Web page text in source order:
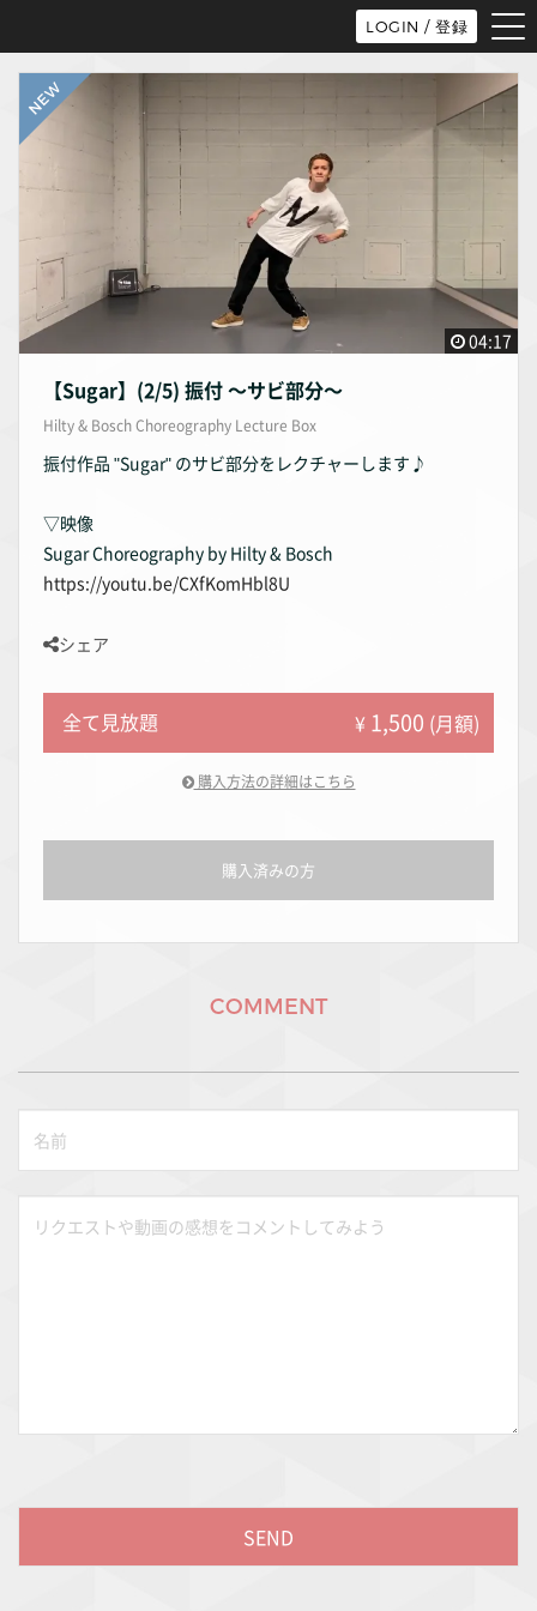
LOGIN / 登録
04:17
【Sugar】(2/5) 振付 〜サビ部分〜
Hilty & Bosch Choreography Lecture Box
振付作品 "Sugar" のサビ部分をレクチャーします♪
▽映像
Sugar Choreography by Hilty & Bosch
https://youtu.be/CXfKomHbl8U
シェア
全て見放題 ¥ 1,500 (月額)
購入方法の詳細はこちら
購入済みの方
COMMENT